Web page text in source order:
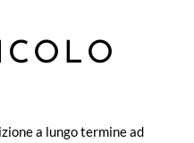
a lungo termine ad